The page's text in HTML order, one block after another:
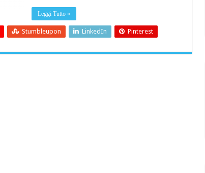
Leggi Tutto »
Stumbleupon LinkedIn Pinterest